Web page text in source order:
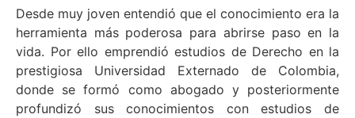
Desde muy joven entendió que el conocimiento era la
herramienta más poderosa para abrirse paso en la
vida. Por ello emprendió estudios de Derecho en la
prestigiosa Universidad Externado de Colombia,
donde se formó como abogado y posteriormente
profundizó sus conocimientos con estudios de